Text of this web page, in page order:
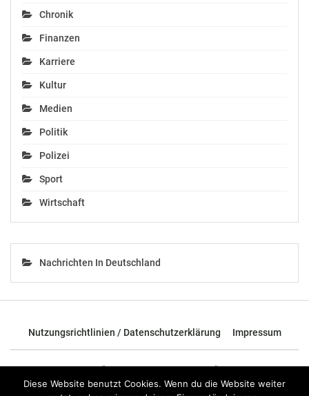
Chronik
Finanzen
Karriere
Kultur
Medien
Politik
Polizei
Sport
Wirtschaft
Nachrichten In Deutschland
Nutzungsrichtlinien / Datenschutzerklärung Impressum
© 2026 - TOP News Österreich - Nachrichten aus Österreich und der
ganzen Welt.
Diese Website benutzt Cookies. Wenn du die Website weiter